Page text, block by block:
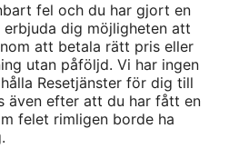
fel och du har gjort en
dig möjligheten att
att betala rätt pris eller
utan påföljd. Vi har ingen
Resetjänster för dig till
även efter att du har fått en
felet rimligen borde ha